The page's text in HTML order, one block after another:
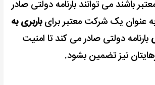
باشند می توانند بارنامه دولتی صادر
عنوان یک شرکت معتبر برایباربری به
بارنامه دولتی صادر می کند تا امنیت
نیز تضمین بشود.